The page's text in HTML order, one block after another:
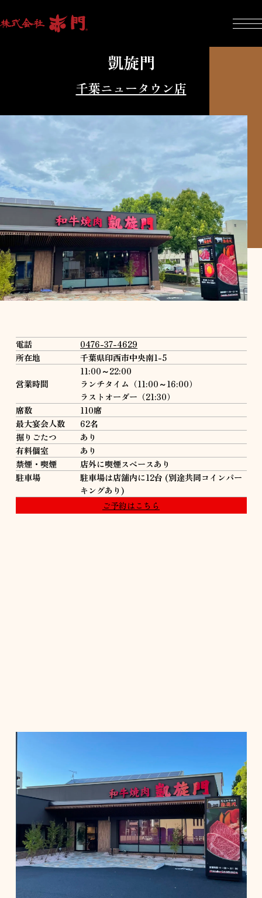
凱旋門
千葉ニュータウン店
ご予約はこちら
電話
0476-37-4629
所在地
千葉県印西市中央南1-5
営業時間
11:00～22:00
ランチタイム（11:00～16:00）
ラストオーダー（21:30）
席数
110席
最大宴会人数
62名
掘りごたつ
あり
有料個室
あり
禁煙・喫煙
店外に喫煙スペースあり
駐車場
駐車場は店舗内に12台 (別途共同コインパー
キングあり)